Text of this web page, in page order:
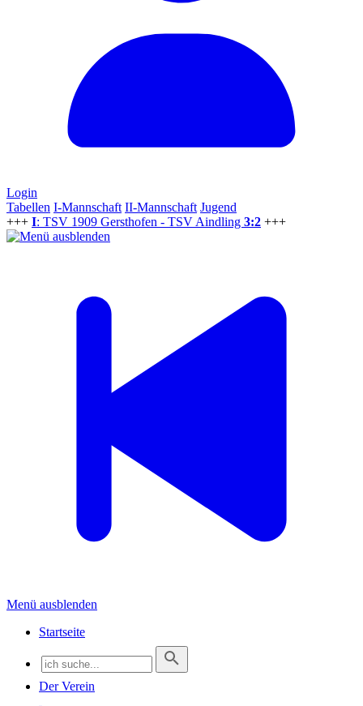
Login
Tabellen I-Mannschaft II-Mannschaft Jugend
+++ I: TSV 1909 Gersthofen - TSV Aindling 3:2 +++
Menü ausblenden
Startseite
Der Verein